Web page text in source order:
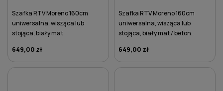
Szafka RTV Moreno 160cm
uniwersalna, wisząca lub
stojąca, biały mat
649,00 zł
Szafka RTV Moreno 160cm
uniwersalna, wisząca lub
stojąca, biały mat / beton
649,00 zł